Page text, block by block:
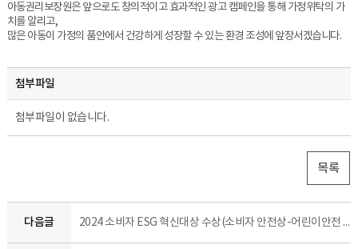
아동권리보장원은 앞으로도 창의적이고 효과적인 광고 캠페인을 통해 가정위탁의 가
치를 알리고,
많은 아동이 가정의 품안에서 건강하게 성장할 수 있는 환경 조성에 앞장서겠습니다.
첨부파일
첨부파일이 없습니다.
목록
다음글 2024 소비자 ESG 혁신대상 수상(소비자 안전상-어린이안전 부문)